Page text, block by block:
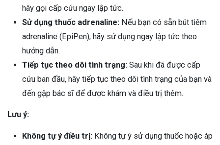
hãy gọi cấp cứu ngay lập tức.
Sử dụng thuốc adrenaline: Nếu bạn có sẵn bút tiêm
adrenaline (EpiPen), hãy sử dụng ngay lập tức theo
hướng dẫn.
Tiếp tục theo dõi tình trạng: Sau khi đã được cấp
cứu ban đầu, hãy tiếp tục theo dõi tình trạng của bạn và
đến gặp bác sĩ để được khám và điều trị thêm.
Lưu ý:
Không tự ý điều trị: Không tự ý sử dụng thuốc hoặc áp